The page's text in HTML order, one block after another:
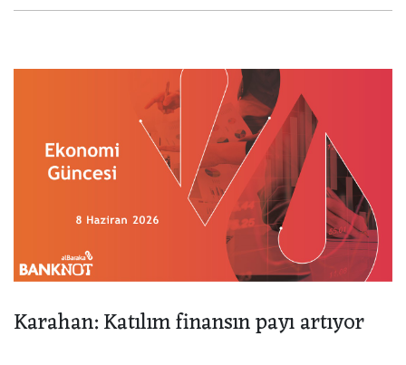
Karahan: Katılım finansın payı artıyor